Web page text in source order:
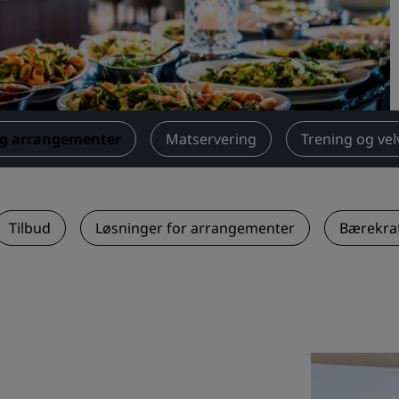
Be om et tilbud
Arrangementsreisemål
Bransjeløsninger
Søk etter flyvninger
Søk etter flyvninger
Matservering
Søk etter en restaurant
arrangementer Matservering Trening og
Tilbud Løsninger for arrangementer